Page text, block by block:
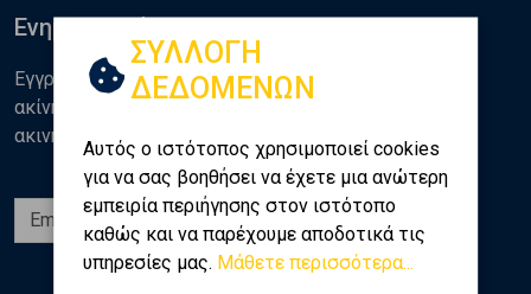
ΣΥΛΛΟΓΗ
ΔΕΔΟΜΕΝΩΝ
Αυτός ο ιστότοπος χρησιμοποιεί cookies
για να σας βοηθήσει να έχετε μια ανώτερη
εμπειρία περιήγησης στον ιστότοπο
καθώς και να παρέχουμε αποδοτικά τις
υπηρεσίες μας. Μάθετε περισσότερα...
Ενημερωθείτε
Εγγραφείτε στο newsletter της Golden Home για νέα
ακίνητα, αναλύσεις και διάφορα θέματα της αγοράς
ακινήτων
Εγγραφή
Ακολουθήστε μας